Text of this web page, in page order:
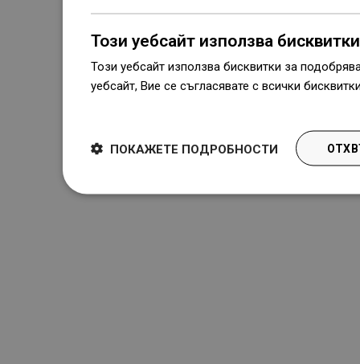
Този уебсайт използва бисквитки
Този уебсайт използва бисквитки за
уебсайт, Вие се съгласявате с всички
ПОКАЖЕТЕ ПОДРОБНОСТИ